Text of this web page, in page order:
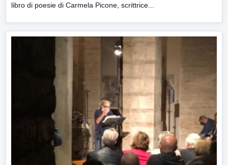
libro di poesie di Carmela Picone, scrittrice...